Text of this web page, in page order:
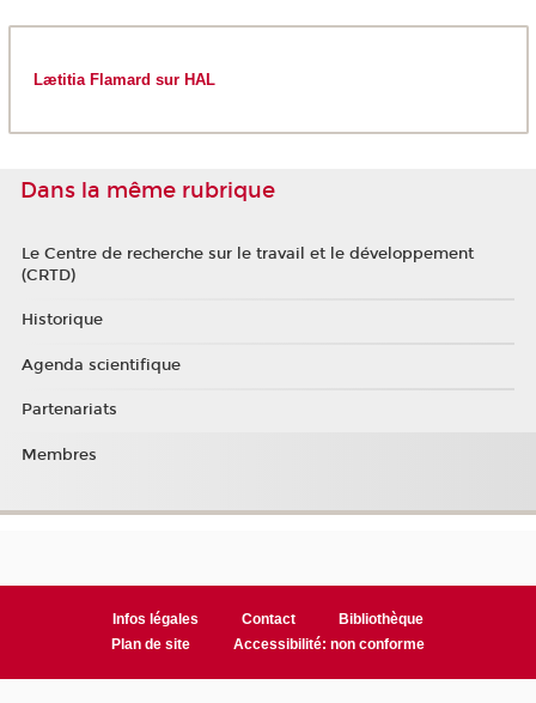
Lætitia Flamard sur HAL
Dans la même rubrique
Le Centre de recherche sur le travail et le développement
(CRTD)
Historique
Agenda scientifique
Partenariats
Membres
Infos légales Contact
Bibliothèque
Plan de site
Accessibilité: non conforme